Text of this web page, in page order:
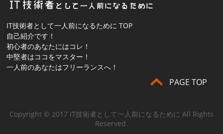
IT技術者として一人前になるために TOP
自己紹介です！
初心者のあなたにはコレ！
中堅者はココをマスター！
一人前のあなたはフリーランスへ！
PAGE TOP
Copyright © 2017 IT技術者として一人前になるために All Rights
Reserved.